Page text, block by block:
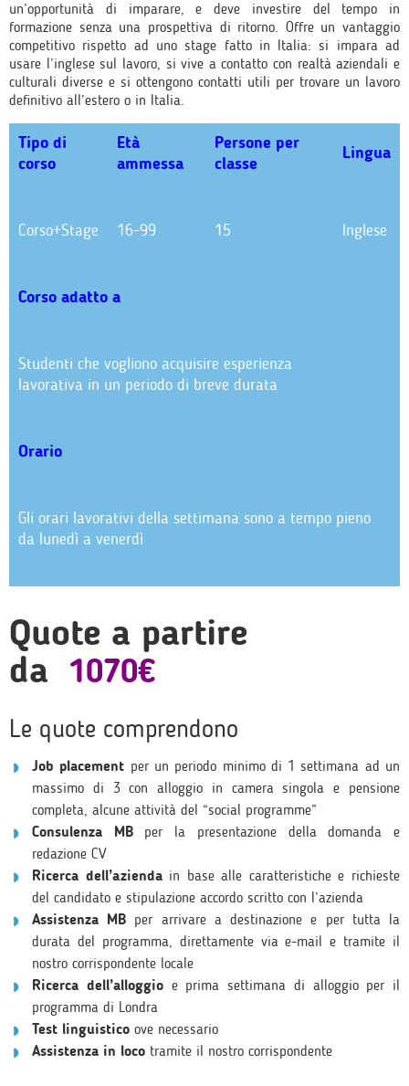
un’opportunità di imparare, e deve investire del tempo in
formazione senza una prospettiva di ritorno. Offre un vantaggio
competitivo rispetto ad uno stage fatto in Italia: si impara ad
usare l’inglese sul lavoro, si vive a contatto con realtà aziendali e
culturali diverse e si ottengono contatti utili per trovare un lavoro
definitivo all’estero o in Italia.
Tipo di
corso
Età
ammessa
Persone per
classe
Lingua
Corso+Stage 16-99 15 Inglese
Corso adatto a
Studenti che vogliono acquisire esperienza
lavorativa in un periodo di breve durata
Orario
Gli orari lavorativi della settimana sono a tempo pieno
da lunedì a venerdì
Quote a partire
da 1070€
Le quote comprendono
Job placement per un periodo minimo di 1 settimana ad un
massimo di 3 con alloggio in camera singola e pensione
completa, alcune attività del “social programme”
Consulenza MBper la presentazione della domanda e
redazione CV
Ricerca dell’aziendain base alle caratteristiche e richieste
del candidato e stipulazione accordo scritto con l’azienda
Assistenza MB per arrivare a destinazione e per tutta la
durata del programma, direttamente via e-mail e tramite il
nostro corrispondente locale
Ricerca dell’alloggioe prima settimana di alloggio per il
programma di Londra
Test linguistico ove necessario
Assistenza in loco tramite il nostro corrispondente